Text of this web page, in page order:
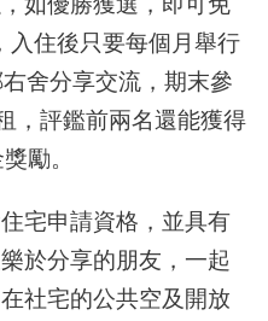
入住後只要每個月舉行
舍分享交流，期末參
，評鑑前兩名還能獲得
勵。
宅申請資格，並具有
於分享的朋友，一起
社宅的公共空及開放